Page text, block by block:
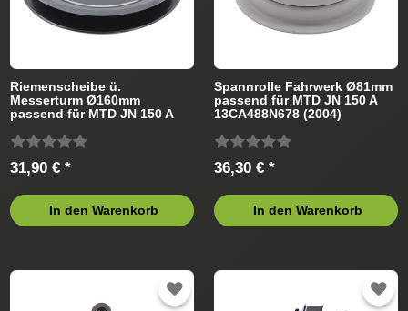
Riemenscheibe ü.
Messerturm Ø160mm
passend für MTD JN 150 A
Rasentraktor
31,90 € *
In den Warenkorb
Spannrolle Fahrwerk Ø81mm
passend für MTD JN 150 A
13CA488N678 (2004)
36,30 € *
In den Warenkorb